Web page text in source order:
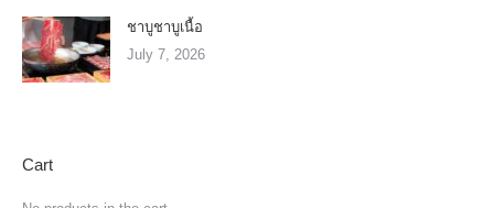
ชาบูชาบูเนื้อ
July 7, 2026
Cart